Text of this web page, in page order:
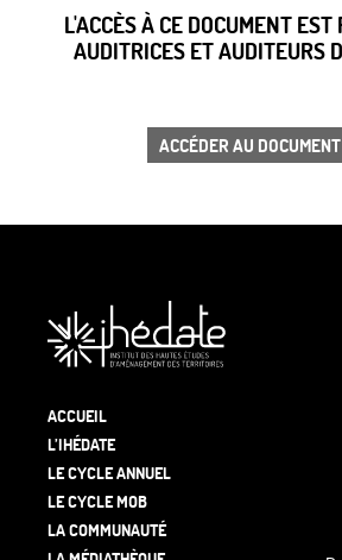
L'ACCÈS À CE DOCUMENT
AUDITRICES ET AUDITEURS
ACCÉDER AU DOCUMENT
ACCUEIL
L’IHÉDATE
LE CYCLE ANNUEL
LE CYCLE MOB
LA COMMUNAUTÉ